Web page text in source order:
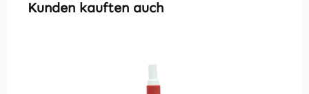
Produktgalerie überspringen
Kunden kauften auch